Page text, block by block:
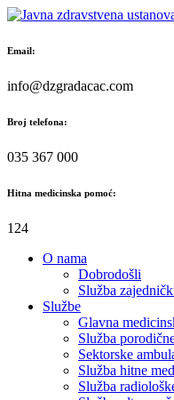
Skip
content
Email:
info@dzgradacac.com
Broj telefona:
035 367 000
Hitna medicinska pomoć:
124
O nama
Dobrodošli
Služba
Službe
Glavna
Služba
Sektorske
Služba hitne
Služba